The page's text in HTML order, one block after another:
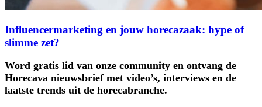
Influencermarketing en jouw horecazaak: hype of
slimme zet?
Word gratis lid van onze community en ontvang de
Horecava nieuwsbrief met video’s, interviews en de
laatste trends uit de horecabranche.